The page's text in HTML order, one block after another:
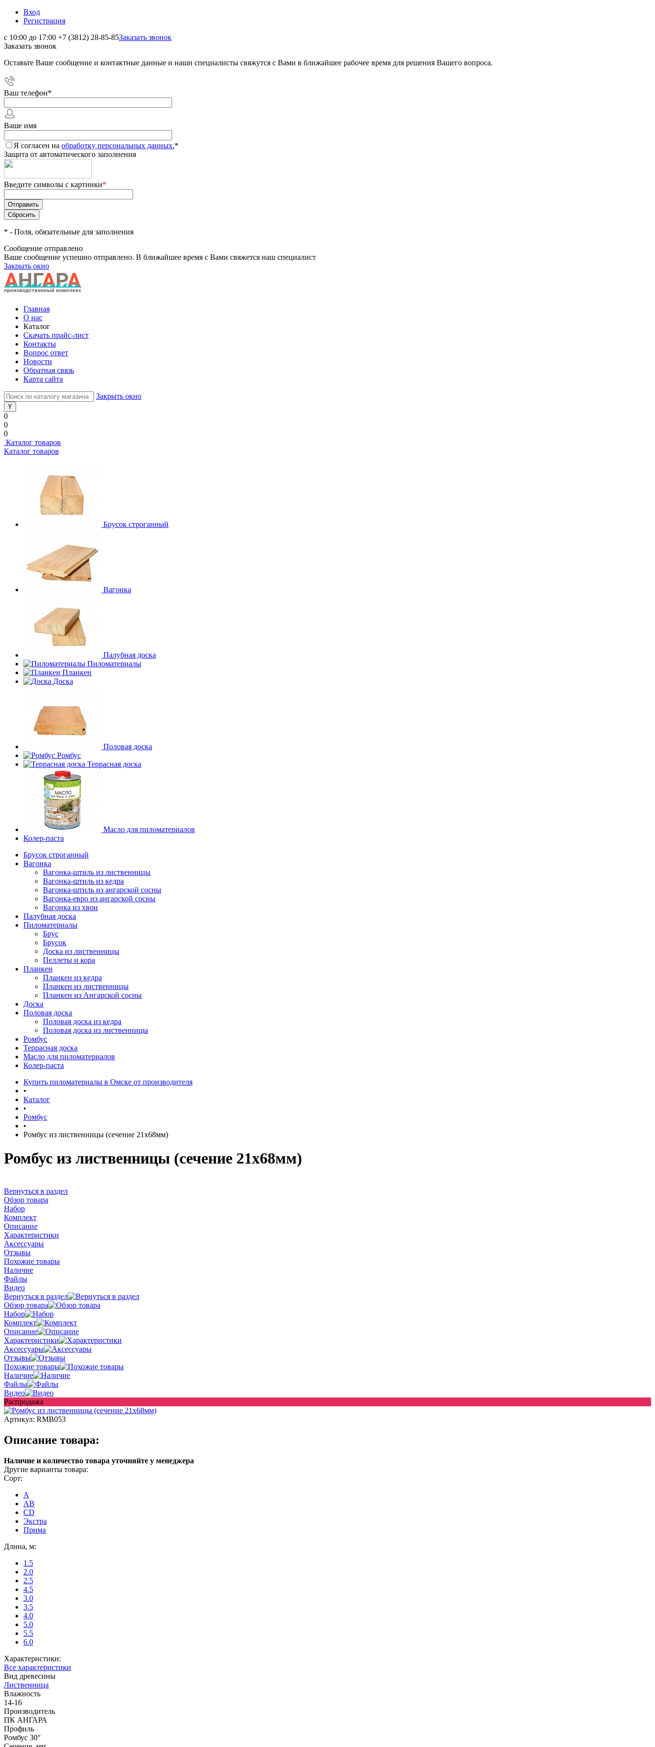
Вход
Регистрация
с 10:00 до 17:00 +7 (3812) 28-85-85Заказать звонок
Заказать звонок
Оставьте Ваше сообщение и контактные данные и наши специалисты свяжутся с Вами в ближайшее рабочее время для решения Вашего вопроса.
Ваш телефон*
Ваше имя
Я согласен на обработку персональных данных.*
Защита от автоматического заполнения
Введите символы с картинки*
* - Поля, обязательные для заполнения
Сообщение отправлено
Ваше сообщение успешно отправлено. В ближайшее время с Вами свяжется наш специалист
Закрыть окно
Главная
О нас
Каталог
Скачать прайс-лист
Контакты
Вопрос ответ
Новости
Обратная связь
Карта сайта
Закрыть окно
0
0
0
Каталог товаров
Каталог товаров
Брусок строганный
Вагонка
Палубная доска
Пиломатериалы
Планкен
Доска
Половая доска
Ромбус
Террасная доска
Масло для пиломатериалов
Колер-паста
Брусок строганный
Вагонка
Вагонка-штиль из лиственницы
Вагонка-штиль из кедра
Вагонка-штиль из ангарской сосны
Вагонка-евро из ангарской сосны
Вагонка из хвои
Палубная доска
Пиломатериалы
Брус
Брусок
Доска из лиственницы
Пеллеты и кора
Планкен
Планкен из кедра
Планкен из лиственницы
Планкен из Ангарской сосны
Доска
Половая доска
Половая доска из кедра
Половая доска из лиственницы
Ромбус
Террасная доска
Масло для пиломатериалов
Колер-паста
Купить пиломатериалы в Омске от производителя
•
Каталог
•
Ромбус
•
Ромбус из лиственницы (сечение 21x68мм)
Ромбус из лиственницы (сечение 21x68мм)
Вернуться в раздел
Обзор товара
Набор
Комплект
Описание
Характеристики
Аксессуары
Отзывы
Похожие товары
Наличие
Файлы
Видео
Вернуться в раздел
Обзор товара
Набор
Комплект
Описание
Характеристики
Аксессуары
Отзывы
Похожие товары
Наличие
Файлы
Видео
Распродажа
Артикул: RMB053
Описание товара:
Наличие и количество товара уточняйте у менеджера
Другие варианты товара:
Сорт:
A
AB
CD
Экстра
Прима
Длина, м:
1.5
2.0
2.5
4.5
3.0
3.5
4.0
5.0
5.5
6.0
Характеристики:
Все характеристики
Вид древесины
Лиственница
Влажность
14-16
Производитель
ПК АНГАРА
Профиль
Ромбус 30°